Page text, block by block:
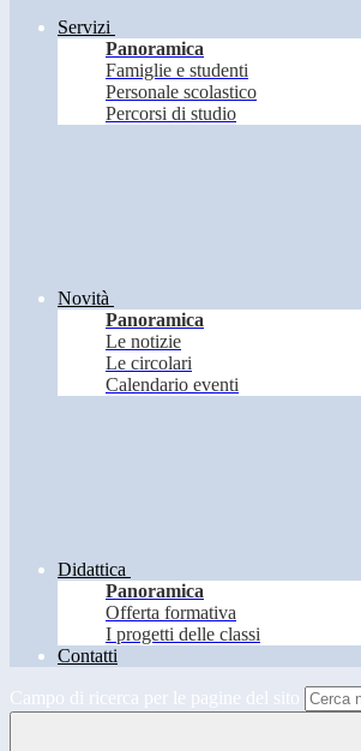
Servizi
Panoramica
Famiglie e studenti
Personale scolastico
Percorsi di studio
Novità
Panoramica
Le notizie
Le circolari
Calendario eventi
Didattica
Panoramica
Offerta formativa
I progetti delle classi
Contatti
Campo di ricerca per le pagine del sito